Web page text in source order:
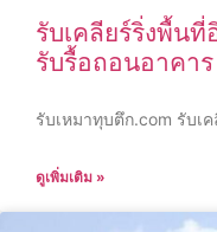
รับเคลียร์ริ่งพื้น
รับรื้อถอนอาคา
รับเหมาทุบตึก.com รับเ
ดูเพิ่มเติม »